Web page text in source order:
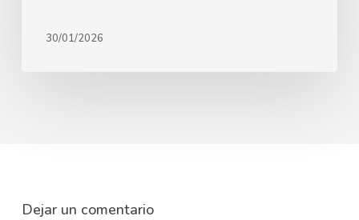
30/01/2026
Dejar un comentario